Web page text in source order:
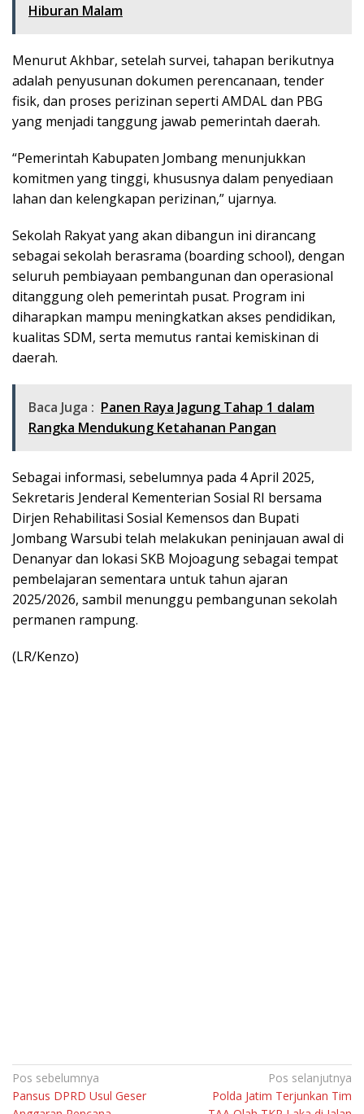
Hiburan Malam
Menurut Akhbar, setelah survei, tahapan berikutnya
adalah penyusunan dokumen perencanaan, tender
fisik, dan proses perizinan seperti AMDAL dan PBG
yang menjadi tanggung jawab pemerintah daerah.
“Pemerintah Kabupaten Jombang menunjukkan
komitmen yang tinggi, khususnya dalam penyediaan
lahan dan kelengkapan perizinan,” ujarnya.
Sekolah Rakyat yang akan dibangun ini dirancang
sebagai sekolah berasrama (boarding school), dengan
seluruh pembiayaan pembangunan dan operasional
ditanggung oleh pemerintah pusat. Program ini
diharapkan mampu meningkatkan akses pendidikan,
kualitas SDM, serta memutus rantai kemiskinan di
daerah.
Baca Juga : Panen Raya Jagung Tahap 1 dalam
Rangka Mendukung Ketahanan Pangan
Sebagai informasi, sebelumnya pada 4 April 2025,
Sekretaris Jenderal Kementerian Sosial RI bersama
Dirjen Rehabilitasi Sosial Kemensos dan Bupati
Jombang Warsubi telah melakukan peninjauan awal di
Denanyar dan lokasi SKB Mojoagung sebagai tempat
pembelajaran sementara untuk tahun ajaran
2025/2026, sambil menunggu pembangunan sekolah
permanen rampung.
(LR/Kenzo)
Navigasi
pos
Pos sebelumnya
Pansus DPRD Usul Geser
Pos selanjutnya
Polda Jatim Terjunkan Tim